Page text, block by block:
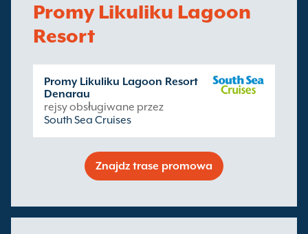
Promy Likuliku Lagoon
Resort
Promy Likuliku Lagoon Resort
Denarau
rejsy obsługiwane przez
South Sea Cruises
Znajdz trase promowa